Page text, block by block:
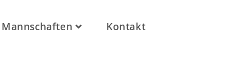
Mannschaften Kontakt